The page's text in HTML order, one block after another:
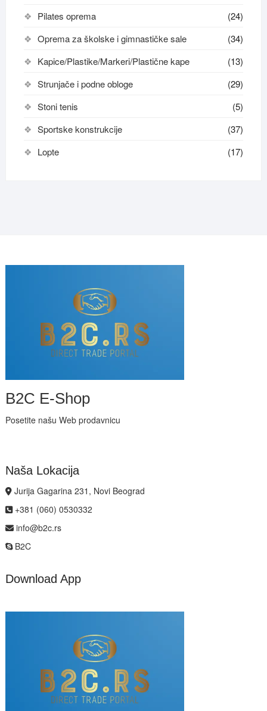
Pilates oprema
(24)
Oprema za školske i gimnastičke sale
(34)
Kapice/Plastike/Markeri/Plastične kape
(13)
Strunjače i podne obloge
(29)
Stoni tenis
(5)
Sportske konstrukcije
(37)
Lopte
(17)
B2C E-Shop
Posetite našu Web prodavnicu
Naša Lokacija
Jurija Gagarina 231, Novi Beograd
+381 (060) 0530332
info@b2c.rs
B2C
Download App